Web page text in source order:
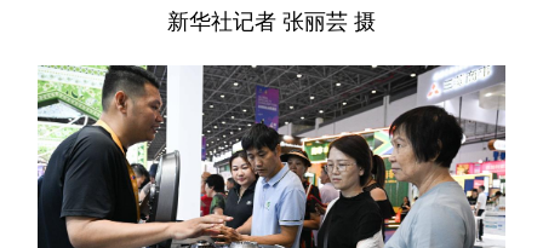
新华社记者 张丽芸 摄